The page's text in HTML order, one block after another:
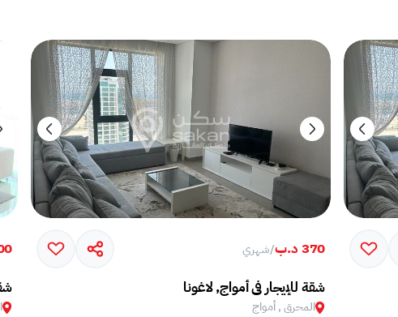
370 د.ب /شهري
شقة للإيجار في أمواج, لاغونا
المحرق , أمواج